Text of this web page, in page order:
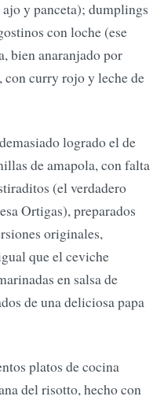
y panceta); dumplings
con loche (ese
bien anaranjado por
con curry rojo y leche de
logrado el de
de amapola, con falta
(el verdadero
Ortigas), preparados
originales,
que el ceviche
en salsa de
de una deliciosa papa
platos de cocina
del risotto, hecho con